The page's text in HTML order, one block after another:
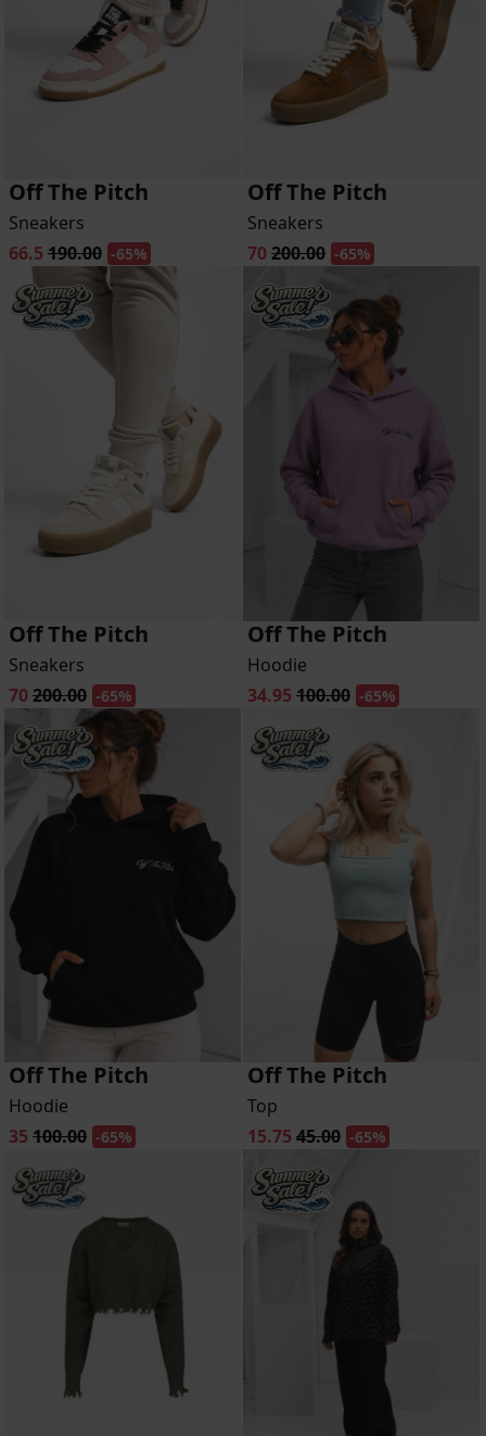
Off The Pitch
Sneakers
66.5 190.00 -65%
Off The Pitch
Sneakers
70200.00 -65%
Off The Pitch
Sneakers
70200.00 -65%
Off The Pitch
Hoodie
34.95 100.00 -65%
Off The Pitch
Hoodie
35 100.00 -65%
Off The Pitch
Top
15.75 45.00 -65%